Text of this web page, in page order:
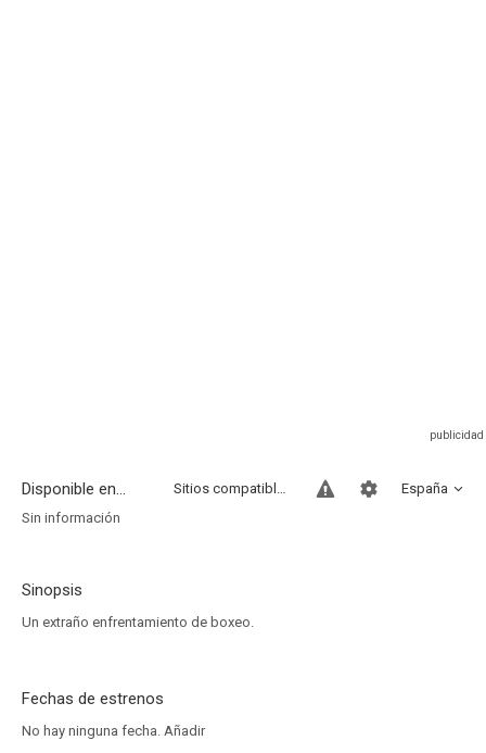
Disponible en... España
Sitios compatibles
Sin información
Sinopsis
Un extraño enfrentamiento de boxeo.
Fechas de estrenos
No hay ninguna fecha. Añadir